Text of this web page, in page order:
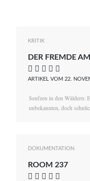
KRITIK
DER FREMDE
    
ARTIKEL VOM 22.
Seufzen in den Wäldern:
unbekannten, doch
DOKUMENTATION
ROOM 237
    